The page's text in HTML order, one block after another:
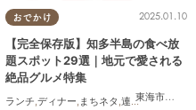
,おひとりさま,友人 ,トレンド
おでかけ
東海市大府
2025.01.10
【完全保存版】知多半島の食べ放
題スポット29選｜地元で愛される
絶品グルメ特集
ランチ,ディナー, まちネタ ,連載 ,コスパ抜群